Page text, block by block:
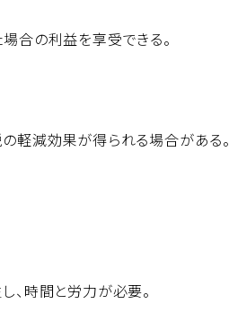
合の利益を享受できる。
軽減効果が得られる場合がある。
、時間と労力が必要。